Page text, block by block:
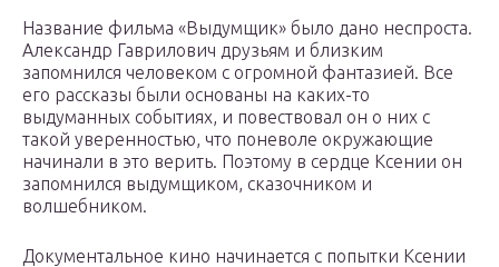
Название фильма «Выдумщик» было дано неспроста.
Александр Гаврилович друзьям и близким
запомнился человеком с огромной фантазией. Все
его рассказы были основаны на каких-то
выдуманных событиях, и повествовал он о них с
такой уверенностью, что поневоле окружающие
начинали в это верить. Поэтому в сердце Ксении он
запомнился выдумщиком, сказочником и
волшебником.
Документальное кино начинается с попытки Ксении